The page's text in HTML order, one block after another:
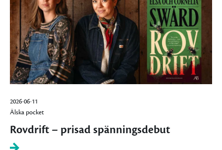
2026-06-11
Älska pocket
Rovdrift – prisad spänningsdebut